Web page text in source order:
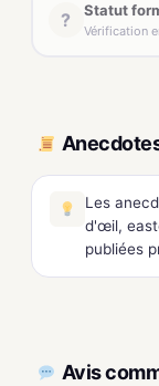
? Statut
Vérification
Les
d'œil,
publiées
Avis